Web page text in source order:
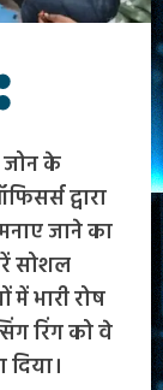
जोन के
द्वारा
जाने का
सोशल
भारी रोष
रिंग को वे